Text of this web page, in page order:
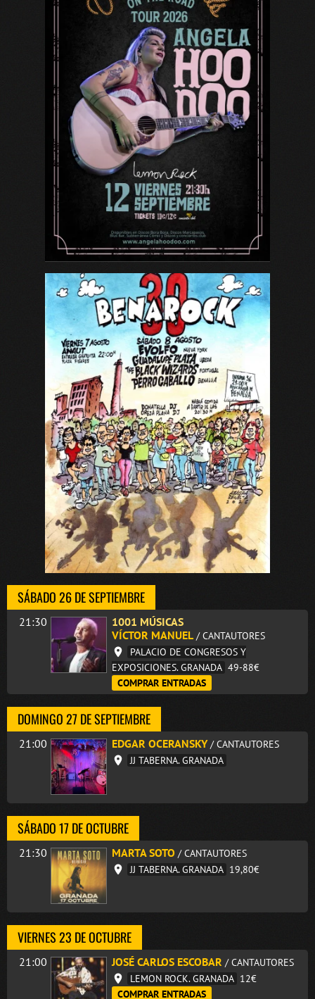
SÁBADO 26 DE SEPTIEMBRE
21:30
1001 MÚSICAS
VÍCTOR MANUEL / CANTAUTORES
PALACIO DE CONGRESOS Y
EXPOSICIONES. GRANADA 49-88€
COMPRAR ENTRADAS
DOMINGO 27 DE SEPTIEMBRE
21:00 EDGAR OCERANSKY / CANTAUTORES
JJ TABERNA. GRANADA
SÁBADO 17 DE OCTUBRE
21:30 MARTA SOTO / CANTAUTORES
JJ TABERNA. GRANADA 19,80€
VIERNES 23 DE OCTUBRE
21:00 JOSÉ CARLOS ESCOBAR / CANTAUTORES
LEMON ROCK. GRANADA 12€
COMPRAR ENTRADAS